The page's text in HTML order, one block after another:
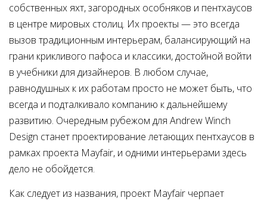
собственных яхт, загородных особняков и пентхаусов
в центре мировых столиц. Их проекты — это всегда
вызов традиционным интерьерам, балансирующий на
грани крикливого пафоса и классики, достойной войти
в учебники для дизайнеров. В любом случае,
равнодушных к их работам просто не может быть, что
всегда и подталкивало компанию к дальнейшему
развитию. Очередным рубежом для AndrewWinch
Design станет проектирование летающих пентхаусов в
рамках проекта Mayfair, и одними интерьерами здесь
дело не обойдется.
Как следует из названия, проект Mayfair черпает